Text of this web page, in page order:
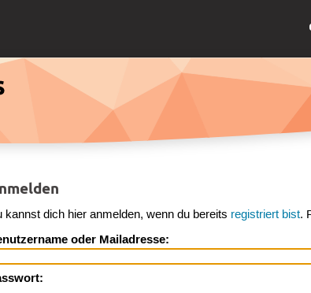
kannst dich hier anmelden, wenn du bereits registriert bist.
oder Mailadresse: